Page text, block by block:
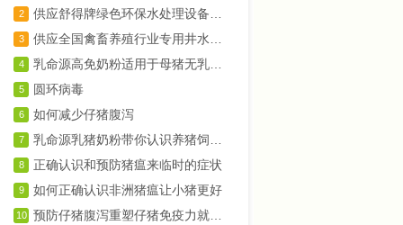
2
3
4
5 圆环病毒
6 如何减少仔猪腹泻
7
8 正确认识和预防猪瘟来临时的症状
9 如何正确认识非洲猪瘟让小猪更好
10